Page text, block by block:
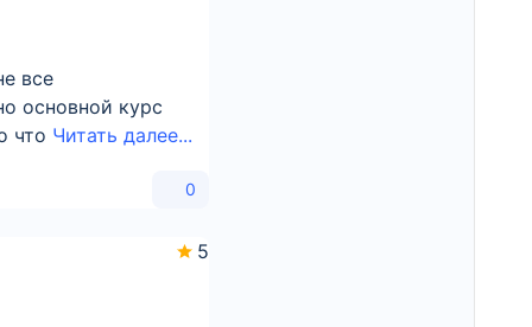
все
основной курс
что Читать далее...
0
5